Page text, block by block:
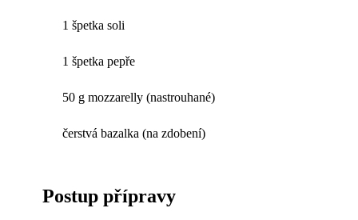
1 špetka soli
1 špetka pepře
50 g mozzarelly (nastrouhané)
čerstvá bazalka (na zdobení)
Postup přípravy